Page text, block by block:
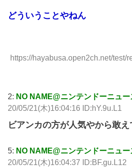
どういうことやねん
https://hayabusa.open2ch.net/test/
2: NO NAME@ニンテンドーニュー
20/05/21(木)16:04:16 ID:hY.9u.L1
ビアンカの方が人気やから敢
5: NO NAME@ニンテンドーニュー
20/05/21(木)16:04:37 ID:BF.gu.L12